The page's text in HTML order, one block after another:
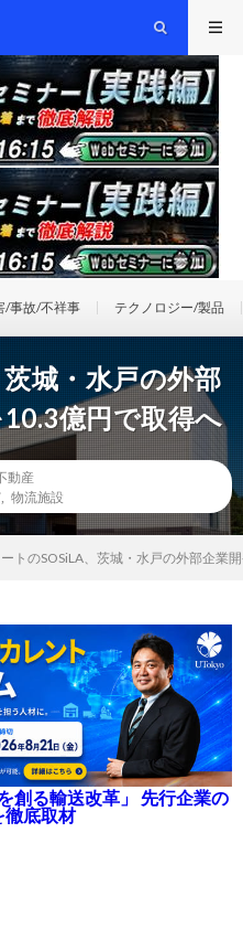
/事故/不祥事 テクノロジー/製品
城・水戸の外部
億円で取得へ
動産
物流施設
トのSOSiLA、茨城・水戸の外部企業
創る輸送改革」 先行企業の
徹底取材